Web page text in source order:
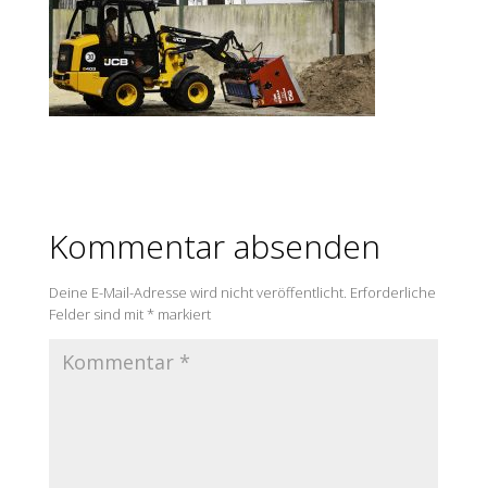
Kommentar absenden
Deine E-Mail-Adresse wird nicht veröffentlicht. Erforderliche
Felder sind mit*markiert